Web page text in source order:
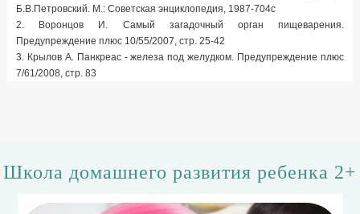
Б.В.Петровский. М.: Советская энциклопедия, 1987-704с
2. Воронцов И. Самый загадочный орган пищеварения.
Предупреждение плюс 10/55/2007, стр. 25-42
3. Крылов А. Панкреас - железа под желудком. Предупреждение плюс
7/61/2008, стр. 83
Школа домашнего развития ребенка 2+